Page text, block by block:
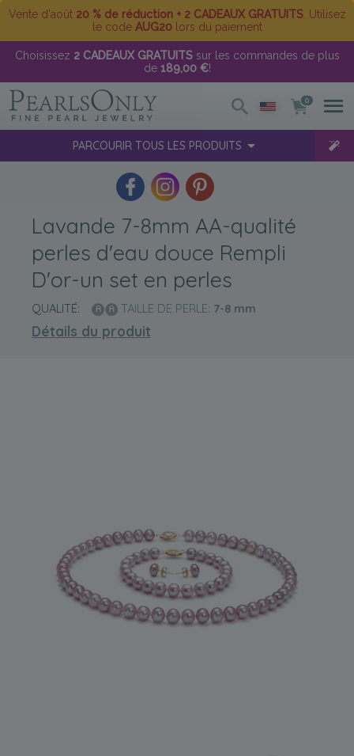
Vente d'août 20 % de réduction + 2 CADEAUX GRATUITS. Utilisez
le code AUG20lors du paiement
Choisissez 2 CADEAUX GRATUITSsur les commandes de plus
de 189,00 €!
0
PARCOURIR TOUS LES PRODUITS
Lavande 7-8mm AA-qualité
perles d'eau douce Rempli
D'or-un set en perles
QUALITÉ: TAILLE DE PERLE: 7-8 mm
Détails du produit